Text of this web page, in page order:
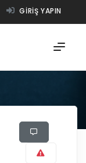
GIRIŞ YAPIN